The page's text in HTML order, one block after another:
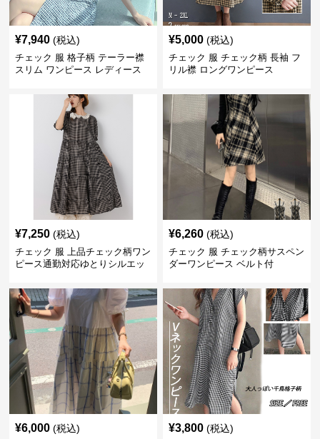
¥7,940 (税込)
チェック 服 格子柄 テーラー襟
スリム ワンピース レディース
¥5,000 (税込)
チェック 服 チェック柄 長袖 フ
リル襟 ロングワンピース
¥7,250 (税込)
チェック 服 上品チェック柄ワン
ピース通勤対応ゆとりシルエッ
¥6,260 (税込)
チェック 服 チェック柄サスペン
ダーワンピース ベルト付
¥6,000 (税込) ¥3,800 (税込)